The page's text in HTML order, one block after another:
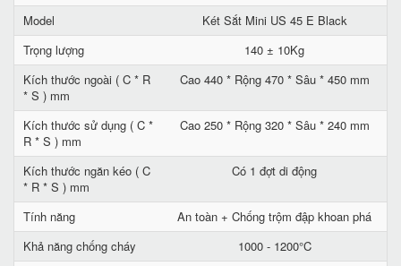
Model
Két Sắt Mini US 45 E Black
Trọng lượng
140 ± 10Kg
Kích thước ngoài ( C * R
* S ) mm
Cao 440 * Rộng 470 * Sâu * 450 mm
Kích thước sử dụng ( C *
R * S ) mm
Cao 250 * Rộng 320 * Sâu * 240 mm
Kích thước ngăn kéo ( C
* R * S ) mm
Có 1 đợt di động
Tính năng
An toàn + Chống trộm đập khoan phá
Khả năng chống cháy
1000 - 1200°C